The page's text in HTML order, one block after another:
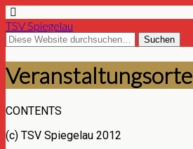
TSV Spiegelau
Veranstaltungsorte
CONTENTS
(c) TSV Spiegelau 2012